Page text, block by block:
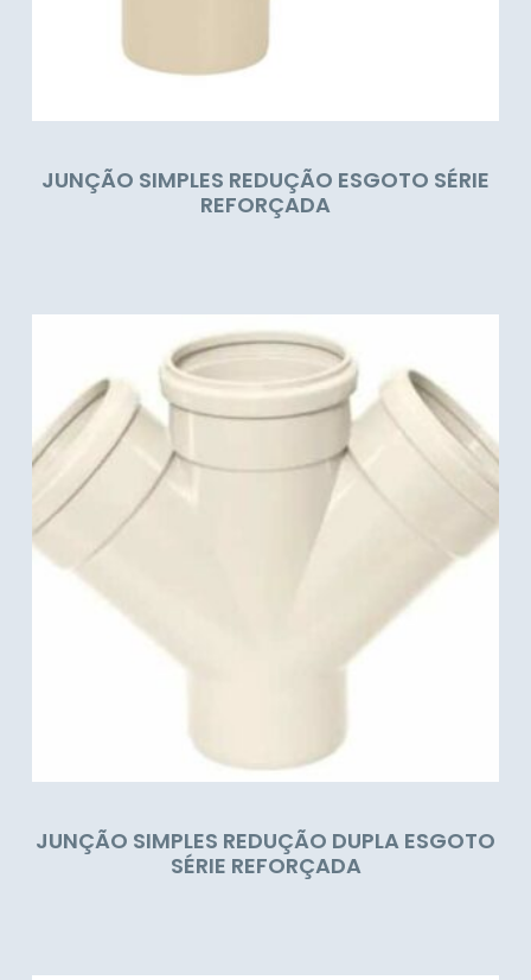
JUNÇÃO SIMPLES REDUÇÃO ESGOTO SÉRIE
REFORÇADA
JUNÇÃO SIMPLES REDUÇÃO DUPLA ESGOTO
SÉRIE REFORÇADA